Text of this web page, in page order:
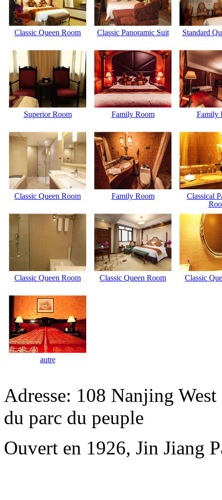
Classic Queen Room Classic Panoramic Suit Standard
Superior Room Family Room Family
Classic Queen Room Family Room
Classical
Classic Queen Room Classic Queen Room Classic
autre
Adresse: 108 Nanjing
du parc du peuple
Ouvert en 1926, Jin Jiang